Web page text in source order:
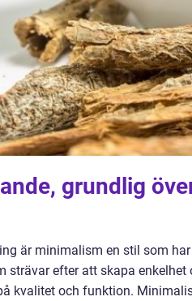
grundlig
är minimalism en stil som
strävar efter att skapa
kvalitet och funktion.